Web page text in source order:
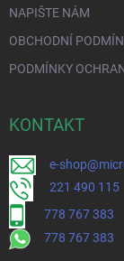
NAPIŠTE NÁM
OBCHODNÍ
PODMÍNKY
KONTAKT
e-
221 490 115
778 767 383
778 767 383